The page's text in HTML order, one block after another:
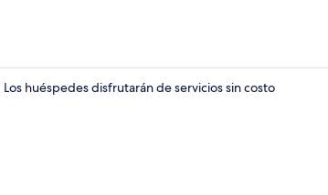
huéspedes disfrutarán de servicios sin costo